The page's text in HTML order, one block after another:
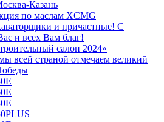
Казань
по маслам XCMG
и причастные! С
и всех Вам благ!
салон 2024»
всей страной отмечаем великий